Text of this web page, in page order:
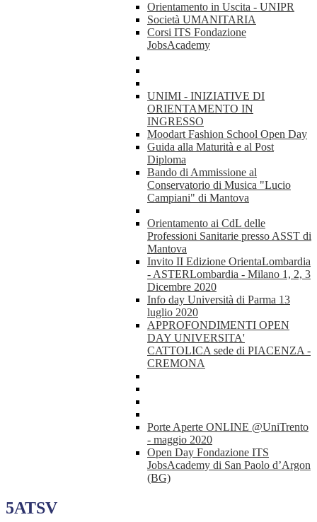
Orientamento in Uscita - UNIPR
Società UMANITARIA
Corsi ITS Fondazione
JobsAcademy
UNIMI - INIZIATIVE DI
ORIENTAMENTO IN
INGRESSO
Moodart Fashion School Open Day
Guida alla Maturità e al Post
Diploma
Bando di Ammissione al
Conservatorio di Musica "Lucio
Campiani" di Mantova
Orientamento ai CdL delle
Professioni Sanitarie presso ASST di
Mantova
Invito II Edizione OrientaLombardia
- ASTERLombardia - Milano 1, 2, 3
Dicembre 2020
Info day Università di Parma 13
luglio 2020
APPROFONDIMENTI OPEN
DAY UNIVERSITA'
CATTOLICA sede di PIACENZA -
CREMONA
Porte Aperte ONLINE @UniTrento
- maggio 2020
Open Day Fondazione ITS
JobsAcademy di San Paolo d’Argon
(BG)
5ATSV